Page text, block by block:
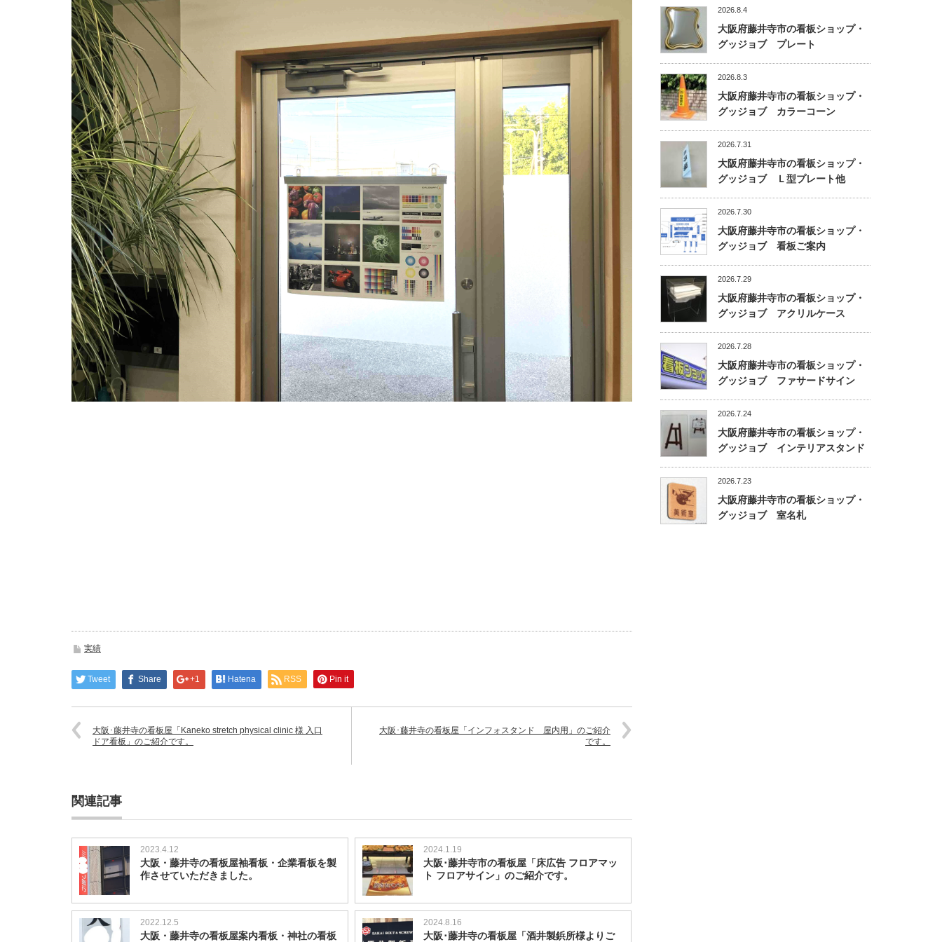
実績
Tweet Share +1 Hatena RSS Pin it
大阪･藤井寺の看板屋「Kaneko stretch physical clinic 様 入口
ドア看板」のご紹介です。
大阪･藤井寺の看板屋「インフォスタンド 屋内用」のご紹介
です。
関連記事
2023.4.12
大阪・藤井寺の看板屋袖看板・企業看板を製
作させていただきました。
2024.1.19
大阪･藤井寺市の看板屋「床広告 フロアマッ
ト フロアサイン」のご紹介です。
2022.12.5
大阪・藤井寺の看板屋案内看板・神社の看板
2024.8.16
大阪･藤井寺の看板屋「酒井製鋲所様よりご
2026.8.4
大阪府藤井寺市の看板ショップ・
グッジョブ プレート
2026.8.3
大阪府藤井寺市の看板ショップ・
グッジョブ カラーコーン
2026.7.31
大阪府藤井寺市の看板ショップ・
グッジョブ Ｌ型プレート他
2026.7.30
大阪府藤井寺市の看板ショップ・
グッジョブ 看板ご案内
2026.7.29
大阪府藤井寺市の看板ショップ・
グッジョブ アクリルケース
2026.7.28
大阪府藤井寺市の看板ショップ・
グッジョブ ファサードサイン
2026.7.24
大阪府藤井寺市の看板ショップ・
グッジョブ インテリアスタンド
2026.7.23
大阪府藤井寺市の看板ショップ・
グッジョブ 室名札